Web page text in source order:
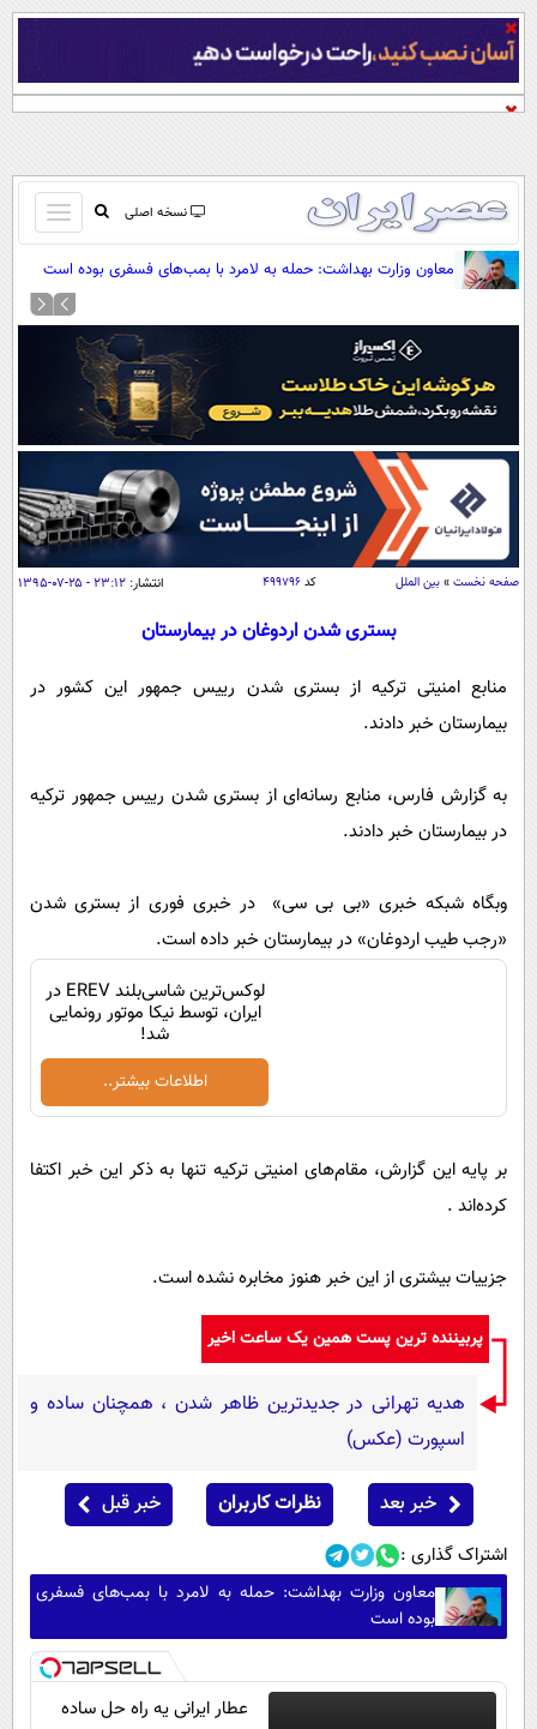
نسخه اصلی
باز
و
بسته
کردن
صفحه اول
آرشیو
نظرسنجی
آب و هوا
اوقات شرعی
پیوند ها
سواد زندگی
اقتصاد
اقتصادی
جامعه
یک برش دانایی
علم و دانش
اخبار کریپتو
سرگرمی
باشگاه مغز
مجله تصویری سلاح
فیلم
اقتصاد
ورزش
گوناگون
بین الملل
حیات وحش
سیاست خارجی
عصر ایران 2
خواندنی ها و دیدنی ها
آشپزی
آموزش زبان
معاون وزارت بهداشت: حمله به لامرد با بمب‌های فسفری بوده است
صفحه نخست » بین الملل کد ۴۹۹۷۹۶ انتشار: ۲۳:۱۲ - ۲۵-۰۷-۱۳۹۵
بستری شدن اردوغان در بیمارستان
منابع امنیتی ترکیه از بستری شدن رییس جمهور این کشور در
بیمارستان خبر دادند.
به گزارش فارس، منابع رسانه‌ای از بستری شدن رییس جمهور ترکیه
در بیمارستان خبر دادند.
وبگاه شبکه خبری «بی بی سی» در خبری فوری از بستری شدن
«رجب طیب اردوغان» در بیمارستان خبر داده است.
لوکس‌ترین شاسی‌بلند EREV در
ایران، توسط نیکا موتور رونمایی
شد!
اطلاعات بیشتر..
بر پایه این گزارش، مقام‌های امنیتی ترکیه تنها به ذکر این خبر اکتفا
کرده‌اند .
جزییات بیشتری از این خبر هنوز مخابره نشده است.
پربیننده ترین پست همین یک ساعت اخیر
هدیه تهرانی در جدیدترین ظاهر شدن ، همچنان ساده و
اسپورت (عکس)
خبر بعد نظرات کاربران خبر قبل
اشتراک گذاری :
معاون وزارت بهداشت: حمله به لامرد با بمب‌های فسفری
بوده است
عطار ایرانی یه راه حل ساده